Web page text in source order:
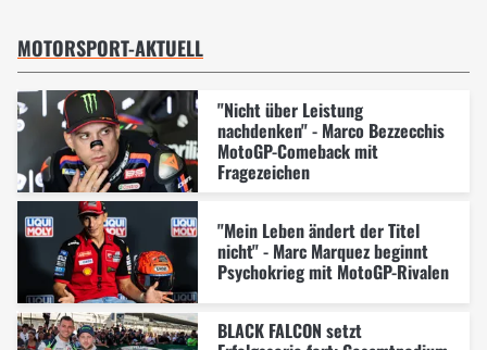
MOTORSPORT-AKTUELL
"Nicht über Leistung
nachdenken" - Marco Bezzecchis
MotoGP-Comeback mit
Fragezeichen
"Mein Leben ändert der Titel
nicht" - Marc Marquez beginnt
Psychokrieg mit MotoGP-Rivalen
BLACK FALCON setzt